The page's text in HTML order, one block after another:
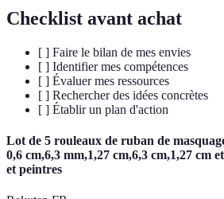
Checklist avant achat
[ ] Faire le bilan de mes envies
[ ] Identifier mes compétences
[ ] Évaluer mes ressources
[ ] Rechercher des idées concrètes
[ ] Établir un plan d'action
Lot de 5 rouleaux de ruban de
0,6 cm,6,3 mm,1,27 cm,6,3 cm,1,27 cm
et peintres